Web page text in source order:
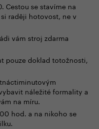
Cestou se stavíme na
raději hotovost, ne v
vám stroj zdarma
pouze doklad totožnosti,
náležité formality a
na míru.
hod. a na nikoho se